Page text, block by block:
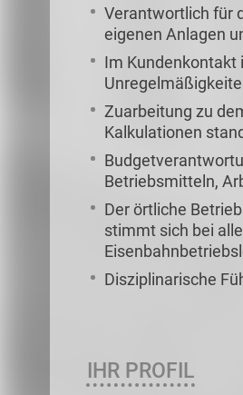
Verantwortlich für
eigenen Anlagen
Im Kundenkontakt
Zuarbeitung zu
Kalkulationen
Betriebsmitteln,
Der örtliche
stimmt sich bei
Disziplinarische
IHR PROFIL